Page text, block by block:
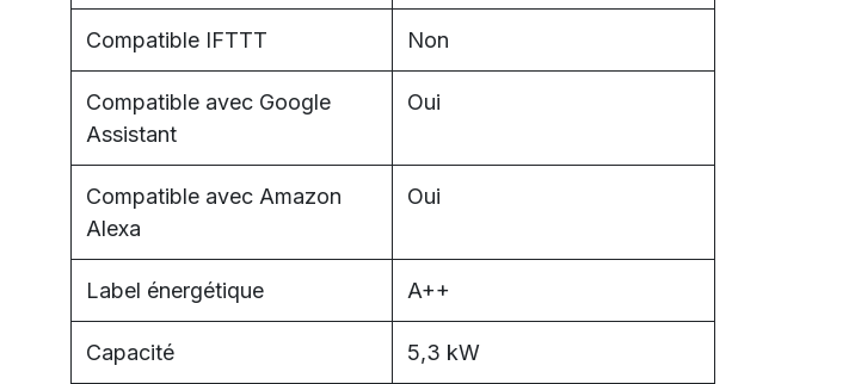
Compatible IFTTT Non
Compatible avec Google
Assistant
Oui
Compatible avec Amazon
Alexa
Oui
Label énergétique A++
Capacité 5,3 kW